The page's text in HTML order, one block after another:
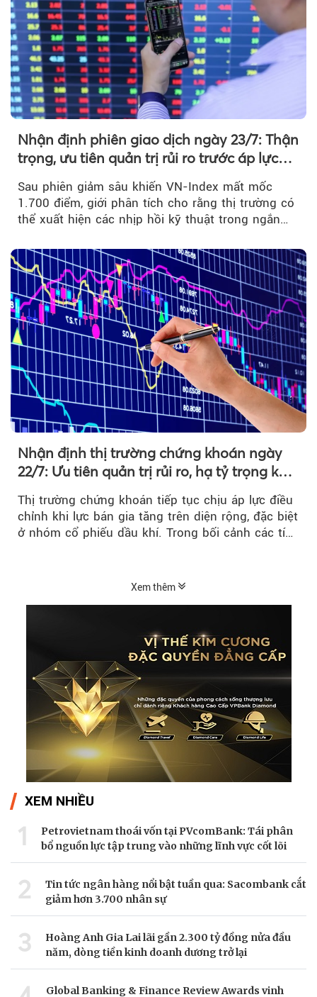
Nhận định phiên giao dịch ngày 23/7: Thận
trọng, ưu tiên quản trị rủi ro trước áp lực
Sau phiên giảm sâu khiến VN-Index mất mốc
1.700 điểm, giới phân tích cho rằng thị trường có
thể xuất hiện các nhịp hồi kỹ thuật trong ngắn
Nhận định thị trường chứng khoán ngày
22/7: Ưu tiên quản trị rủi ro, hạ tỷ trọng khi
Thị trường chứng khoán tiếp tục chịu áp lực điều
chỉnh khi lực bán gia tăng trên diện rộng, đặc biệt
ở nhóm cổ phiếu dầu khí. Trong bối cảnh các tín
Xem thêm
XEM NHIỀU
1
Petrovietnam thoái vốn tại PVcomBank: Tái phân
bổ nguồn lực tập trung vào những lĩnh vực cốt lõi
2
Tin tức ngân hàng nổi bật tuần qua: Sacombank cắt
giảm hơn 3.700 nhân sự
3
Hoàng Anh Gia Lai lãi gần 2.300 tỷ đồng nửa đầu
năm, dòng tiền kinh doanh dương trở lại
Global Banking & Finance Review Awards vinh